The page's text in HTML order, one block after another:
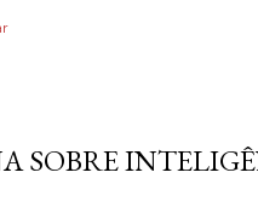
se dissesse que estava
que o cigarro não era a
criava mais
em si mesmo e
SOBRE